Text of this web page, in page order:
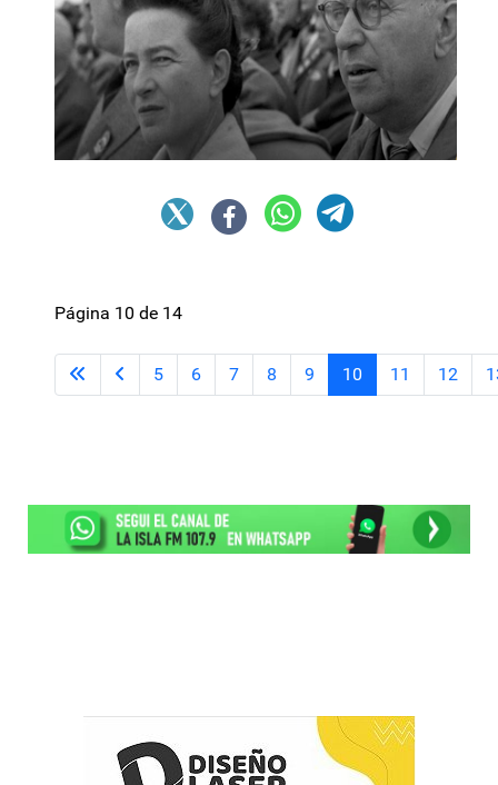
Página 10 de 14
5 6 7 8 9 10 11 12